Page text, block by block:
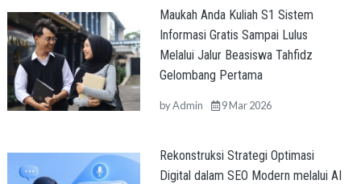
Maukah Anda Kuliah S1 Sistem
Informasi Gratis Sampai Lulus
Melalui Jalur Beasiswa Tahfidz
Gelombang Pertama
byAdmin 9 Mar 2026
Rekonstruksi Strategi Optimasi
Digital dalam SEO Modern melalui AI